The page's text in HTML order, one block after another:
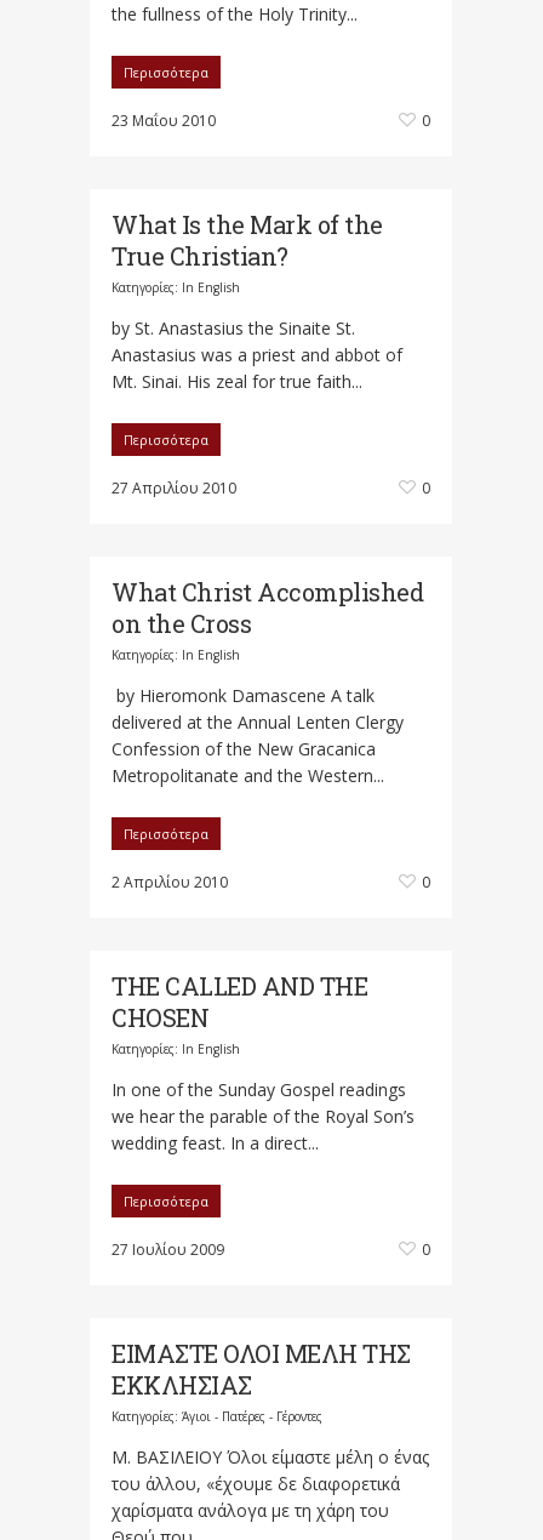
the fullness of the Holy Trinity...
Περισσότερα
23 Μαΐου 2010 0
What Is the Mark of the
True Christian?
Κατηγορίες: In English
by St. Anastasius the Sinaite St.
Anastasius was a priest and abbot of
Mt. Sinai. His zeal for true faith...
Περισσότερα
27 Απριλίου 2010 0
What Christ Accomplished
on the Cross
Κατηγορίες: In English
by Hieromonk Damascene A talk
delivered at the Annual Lenten Clergy
Confession of the New Gracanica
Metropolitanate and the Western...
Περισσότερα
2 Απριλίου 2010 0
THE CALLED AND THE
CHOSEN
Κατηγορίες: In English
In one of the Sunday Gospel readings
we hear the parable of the Royal Son’s
wedding feast. In a direct...
Περισσότερα
27 Ιουλίου 2009 0
ΕΙΜΑΣΤΕ ΟΛΟΙ ΜΕΛΗ ΤΗΣ
ΕΚΚΛΗΣΙΑΣ
Κατηγορίες: Άγιοι - Πατέρες - Γέροντες
Μ. ΒΑΣΙΛΕΙΟΥ Όλοι είμαστε μέλη ο ένας
του άλλου, «έχουμε δε διαφορετικά
χαρίσματα ανάλογα με τη χάρη του